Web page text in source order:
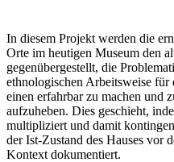
In diesem Projekt werden die
Orte im heutigen Museum den
gegenübergestellt, die
ethnologischen Arbeitsweise für
einen erfahrbar zu machen und
aufzuheben. Dies geschieht,
multipliziert und damit
der Ist-Zustand des Hauses vor
Kontext dokumentiert.
o
t
h
e
n
b
a
u
m
(
M
,
H
a
m
b
u
r
g
,
F
o